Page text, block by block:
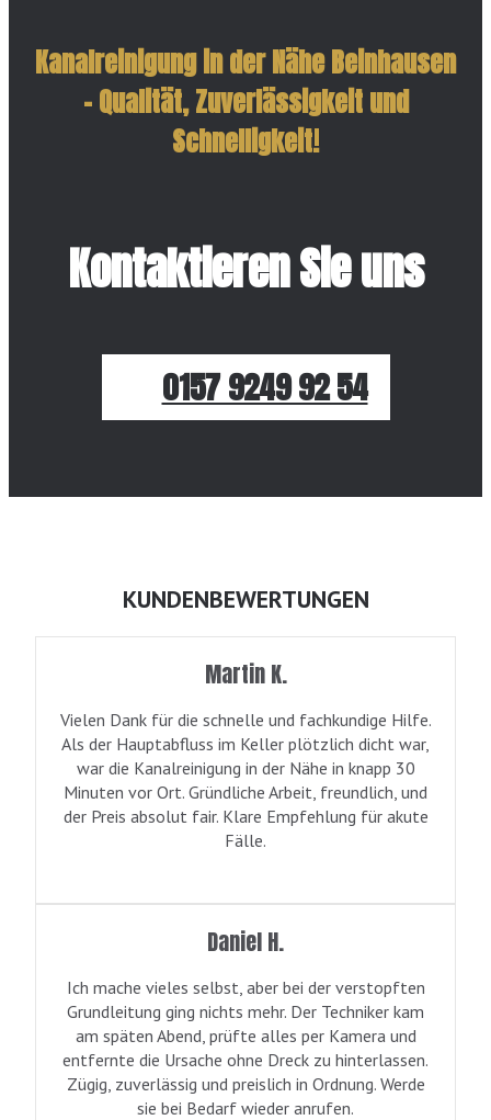
Kanalreinigung in der Nähe Beinhausen
– Qualität, Zuverlässigkeit und
Schnelligkeit!
Kontaktieren Sie uns
0157 9249 92 54
KUNDENBEWERTUNGEN
Martin K.
Vielen Dank für die schnelle und fachkundige Hilfe.
Als der Hauptabfluss im Keller plötzlich dicht war,
war die Kanalreinigung in der Nähe in knapp 30
Minuten vor Ort. Gründliche Arbeit, freundlich, und
der Preis absolut fair. Klare Empfehlung für akute
Fälle.
Daniel H.
Ich mache vieles selbst, aber bei der verstopften
Grundleitung ging nichts mehr. Der Techniker kam
am späten Abend, prüfte alles per Kamera und
entfernte die Ursache ohne Dreck zu hinterlassen.
Zügig, zuverlässig und preislich in Ordnung. Werde
sie bei Bedarf wieder anrufen.